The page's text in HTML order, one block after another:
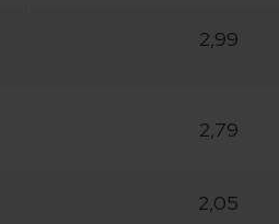
2,99
2,79
2,05